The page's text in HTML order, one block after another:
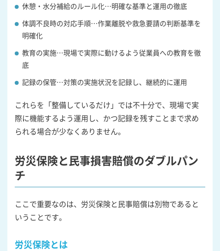
休憩・水分補給のルール化…明確な基準と運用の徹底
体調不良時の対応手順…作業離脱や救急要請の判断基準を
明確化
教育の実施…現場で実際に動けるよう従業員への教育を徹
底
記録の保管…対策の実施状況を記録し、継続的に運用
これらを「整備しているだけ」では不十分で、現場で実
際に機能するよう運用し、かつ記録を残すことまで求め
られる場合が少なくありません。
労災保険と民事損害賠償のダブルパン
チ
ここで重要なのは、労災保険と民事賠償は別物であると
いうことです。
労災保険とは